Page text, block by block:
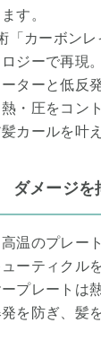
す。
「カーボン
ジーで再現。
ターと低反
・圧をコン
カールを叶
ダメージを
温のプレー
ーティクル
プレートは
を防ぎ、髪